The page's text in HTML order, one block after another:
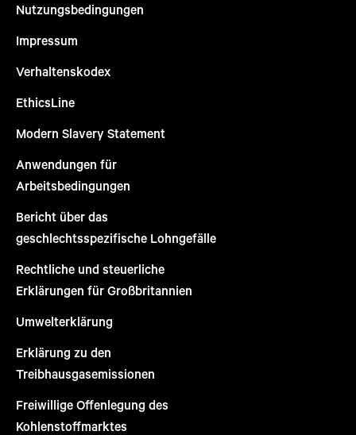
Nutzungsbedingungen
Impressum
Verhaltenskodex
EthicsLine
Modern Slavery Statement
Anwendungen für
Arbeitsbedingungen
Bericht über das
geschlechtsspezifische Lohngefälle
Rechtliche und steuerliche
Erklärungen für Großbritannien
Umwelterklärung
Erklärung zu den
Treibhausgasemissionen
Freiwillige Offenlegung des
Kohlenstoffmarktes